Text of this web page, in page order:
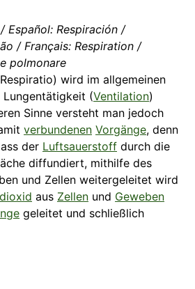
Español: Respiración /
/ Français: Respiration /
polmonare
wird im allgemeinen
Lungentätigkeit (Ventilation)
Sinne versteht man jedoch
verbundenen Vorgänge, denn
der Luftsauerstoff durch die
diffundiert, mithilfe des
und Zellen weitergeleitet wird
aus Zellen und Geweben
geleitet und schließlich